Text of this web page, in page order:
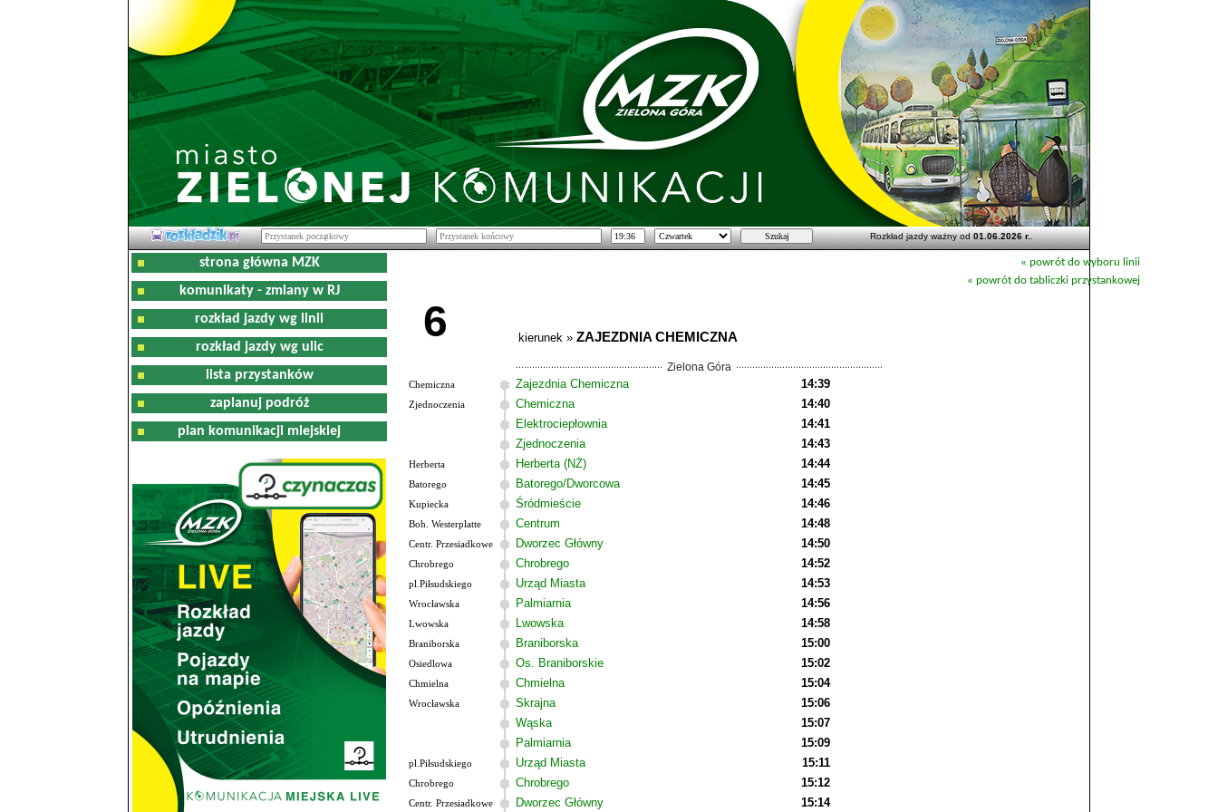
Rozkład jazdy ważny od01.06.2026 r..
strona główna MZK
komunikaty - zmiany w RJ
rozkład jazdy wg linii
rozkład jazdy wg ulic
lista przystanków
zaplanuj podróż
plan komunikacji miejskiej
« powrót do wyboru linii
« powrót do tabliczki przystankowej
6 kierunek » ZAJEZDNIA CHEMICZNA
Zielona Góra
Chemiczna Zajezdnia Chemiczna 14:39
Zjednoczenia Chemiczna
14:40
Elektrociepłownia
14:41
Zjednoczenia
14:43
Herberta Herberta (NŻ) 14:44
Batorego Batorego/Dworcowa 14:45
Kupiecka Śródmieście 14:46
Boh. Westerplatte Centrum 14:48
Centr. Przesiadkowe Dworzec Główny 14:50
Chrobrego Chrobrego 14:52
pl.Piłsudskiego Urząd Miasta 14:53
Wrocławska Palmiarnia 14:56
Lwowska Lwowska 14:58
Braniborska Braniborska 15:00
Osiedlowa Os. Braniborskie 15:02
Chmielna Chmielna 15:04
Wrocławska Skrajna
15:06
Wąska
15:07
Palmiarnia
15:09
pl.Piłsudskiego Urząd Miasta 15:11
Chrobrego Chrobrego 15:12
Centr. Przesiadkowe Dworzec Główny 15:14